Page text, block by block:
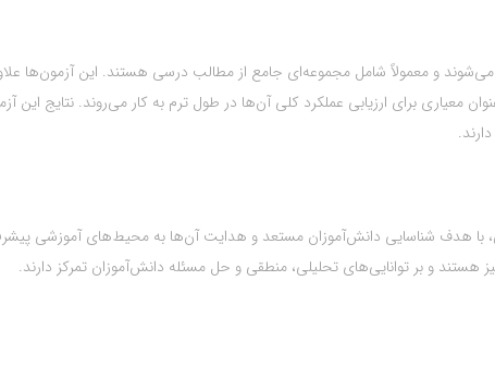
و معمولاً شامل مجموعه‌ای جامع از مطالب درسی هستند. این آزمون‌ها
برای ارزیابی عملکرد کلی آن‌ها در طول ترم به کار می‌روند. نتایج این
با هدف شناسایی دانش‌آموزان مستعد و هدایت آن‌ها به محیط‌های آموزشی
هستند و بر توانایی‌های تحلیلی، منطقی و حل مسئله دانش‌آموزان تمرکز دارند.